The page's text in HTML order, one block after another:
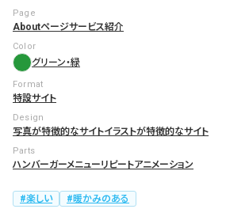
Page
Aboutページサービス紹介
Color
グリーン・緑
Format
特設サイト
Design
写真が特徴的なサイトイラストが特徴的なサイト
Parts
ハンバーガーメニューリピートアニメーション
楽しい 暖かみのある